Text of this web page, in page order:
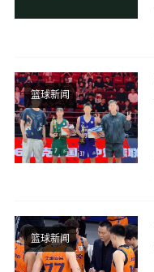
篮球新闻
篮球新闻